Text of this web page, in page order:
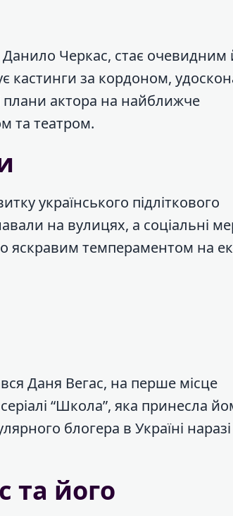
Черкас, стає очевидним
кастинги за кордоном,
плани актора на найближче
та театром.
українського підліткового
на вулицях, а соціальні
яскравим темпераментом на
Даня Вегас, на перше місце
“Школа”, яка принесла
блогера в Україні
та його